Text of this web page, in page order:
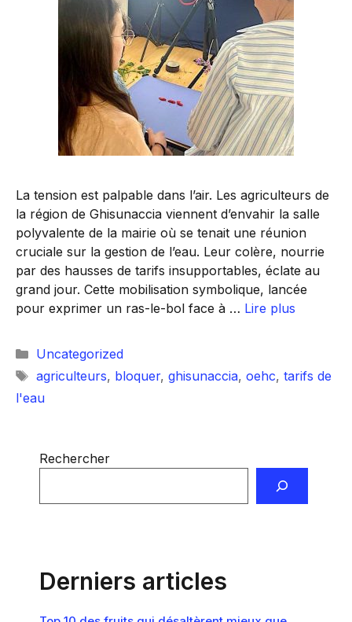
La tension est palpable dans l’air. Les agriculteurs de
la région de Ghisunaccia viennent d’envahir la salle
polyvalente de la mairie où se tenait une réunion
cruciale sur la gestion de l’eau. Leur colère, nourrie
par des hausses de tarifs insupportables, éclate au
grand jour. Cette mobilisation symbolique, lancée
pour exprimer un ras-le-bol face à … Lire plus
Catégories
Uncategorized
Étiquettes
agriculteurs, bloquer, ghisunaccia, oehc, tarifs de
l'eau
Rechercher
Derniers articles